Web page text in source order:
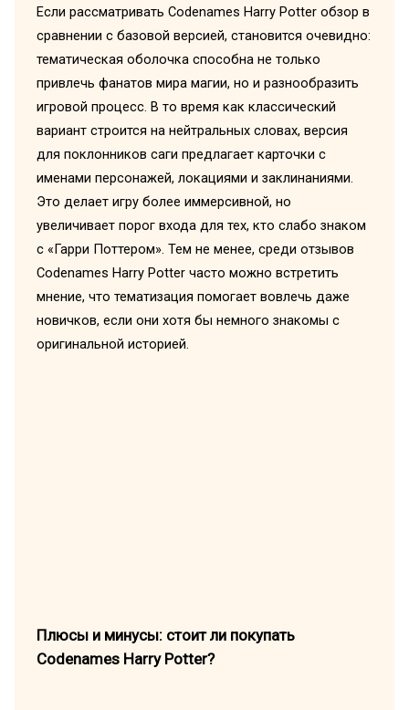
Если рассматривать Codenames Harry Potter обзор в
сравнении с базовой версией, становится очевидно:
тематическая оболочка способна не только
привлечь фанатов мира магии, но и разнообразить
игровой процесс. В то время как классический
вариант строится на нейтральных словах, версия
для поклонников саги предлагает карточки с
именами персонажей, локациями и заклинаниями.
Это делает игру более иммерсивной, но
увеличивает порог входа для тех, кто слабо знаком
с «Гарри Поттером». Тем не менее, среди отзывов
Codenames Harry Potter часто можно встретить
мнение, что тематизация помогает вовлечь даже
новичков, если они хотя бы немного знакомы с
оригинальной историей.
Плюсы и минусы: стоит ли покупать
Codenames Harry Potter?